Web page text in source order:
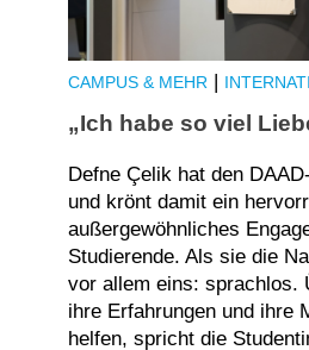
CAMPUS & MEHR |
„Ich habe so viel
Defne Çelik hat den
und krönt damit ein
außergewöhnliches
Studierende. Als sie die
vor allem eins: sprachlos.
ihre Erfahrungen und ihre
helfen, spricht die